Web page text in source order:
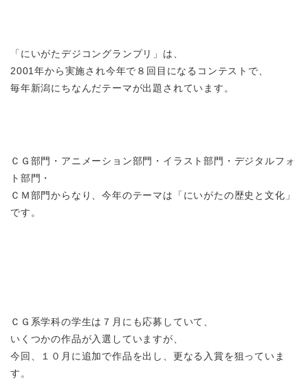
「にいがたデジコングランプリ」は、
2001年から実施され今年で８回目になるコンテストで、
毎年新潟にちなんだテーマが出題されています。
ＣＧ部門・アニメーション部門・イラスト部門・デジタルフォ
ト部門・
ＣＭ部門からなり、今年のテーマは「にいがたの歴史と文化」
です。
ＣＧ系学科の学生は７月にも応募していて、
いくつかの作品が入選していますが、
今回、１０月に追加で作品を出し、更なる入賞を狙っていま
す。